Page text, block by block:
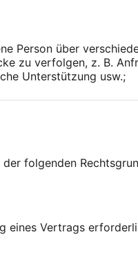
Person über
zu verfolgen, z. B.
Unterstützung usw.;
folgenden
eines Vertrags